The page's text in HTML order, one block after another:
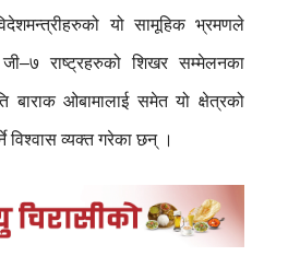
यो सामूहिक भ्रमणले
राष्ट्रहरुको शिखर सम्मेलनका
बाराक ओबामालाई समेत यो क्षेत्रको
विश्वास व्यक्त गरेका छन् ।